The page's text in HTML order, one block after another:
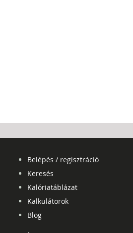
Belépés / regisztráció
Keresés
Kalóriatáblázat
Kalkulátorok
Blog